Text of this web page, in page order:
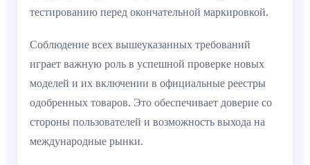
тестированию перед окончательной маркировкой.
Соблюдение всех вышеуказанных требований
играет важную роль в успешной проверке новых
моделей и их включении в официальные реестры
одобренных товаров. Это обеспечивает доверие со
стороны пользователей и возможность выхода на
международные рынки.